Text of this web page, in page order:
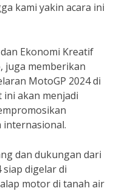
kami yakin acara ini
Ekonomi Kreatif
juga memberikan
MotoGP 2024 di
akan menjadi
internasional.
dan dukungan dari
digelar di
motor di tanah air